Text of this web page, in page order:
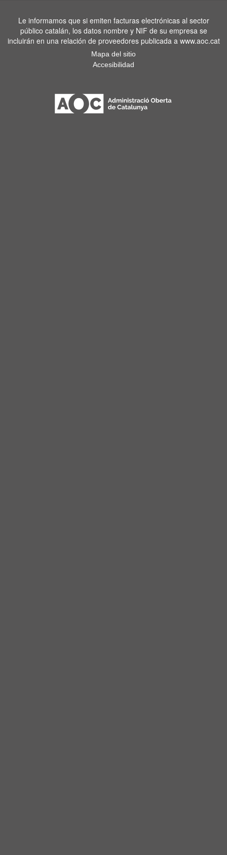
Le informamos que si emiten facturas electrónicas al sector
público catalán, los datos nombre y NIF de su empresa se
incluirán en una relación de proveedores publicada a www.aoc.cat
Mapa del sitio
Accesibilidad